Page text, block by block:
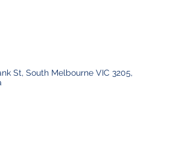
St, South Melbourne VIC 3205,